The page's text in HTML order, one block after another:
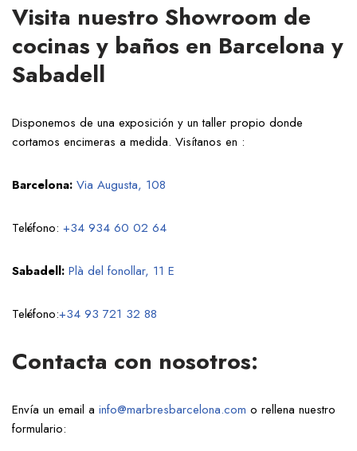
Visita nuestro Showroom de
cocinas y baños en Barcelona y
Sabadell
Disponemos de una exposición y un taller propio donde
cortamos encimeras a medida. Visítanos en :
Barcelona: Via Augusta, 108
Teléfono: +34 934 60 02 64
Sabadell: Plà del fonollar, 11 E
Teléfono:+34 93 721 32 88
Contacta con nosotros:
Envía un email a info@marbresbarcelona.com o rellena nuestro
formulario: